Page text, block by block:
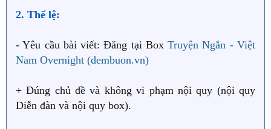
2. Thể lệ:
- Yêu cầu bài viết: Đăng tại BoxTruyện Ngắn - Việt
Nam Overnight (dembuon.vn)
+ Đúng chủ đề và không vi phạm nội quy (nội quy
Diễn đàn và nội quy box).